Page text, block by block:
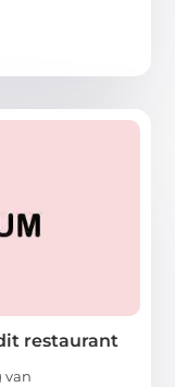
restaurant
van